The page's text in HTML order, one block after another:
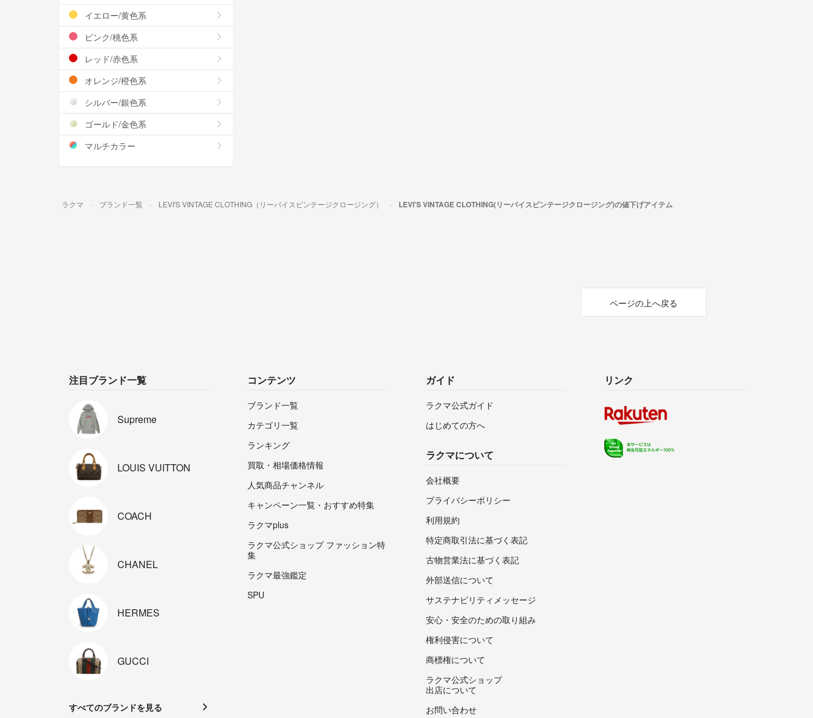
イエロー/黄色系
ピンク/桃色系
レッド/赤色系
オレンジ/橙色系
シルバー/銀色系
ゴールド/金色系
マルチカラー
ラクマ ブランド一覧 LEVI'S VINTAGE CLOTHING（リーバイスビンテージクロージング） LEVI'S VINTAGE CLOTHING(リーバイスビンテージクロージング)の値下げアイテム
ページの上へ戻る
注目ブランド一覧
Supreme
LOUIS VUITTON
COACH
CHANEL
HERMES
GUCCI
すべてのブランドを見る
コンテンツ
ブランド一覧
カテゴリ一覧
ランキング
買取・相場価格情報
人気商品チャンネル
キャンペーン一覧・おすすめ特集
ラクマplus
ラクマ公式ショップ ファッション特
集
ラクマ最強鑑定
SPU
ガイド
ラクマ公式ガイド
はじめての方へ
ラクマについて
会社概要
プライバシーポリシー
利用規約
特定商取引法に基づく表記
古物営業法に基づく表記
外部送信について
サステナビリティメッセージ
安心・安全のための取り組み
権利侵害について
商標権について
ラクマ公式ショップ
出店について
お問い合わせ
リンク